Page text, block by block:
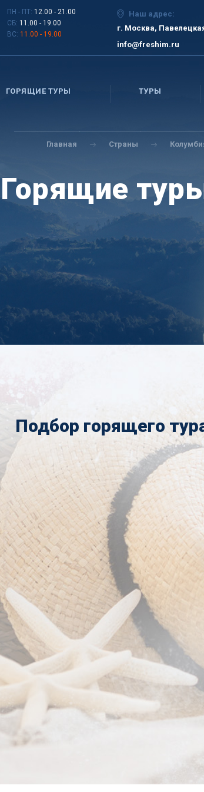
ПН - ПТ: 12.00 - 21.00
СБ: 11.00 - 19.00
ВС: 11.00 - 19.00
Наш адрес:
г. Москва,
info@freshim.ru
ГОРЯЩИЕ ТУРЫ ТУРЫ
Главная Страны
Горящие
Подбор горящего